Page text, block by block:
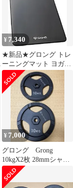
¥ 7,340
★新品★グロング トレ
ーニングマット ヨガマ
ット 厚め 10mm 大きめ
186cm×90cm 前田トレ
ーナー監修 ストレッチ
マット 筋トレマット 幅
広 防音 dd031bfc
¥ 7,000
グロング Grong
10kgX2枚 28mmシャフ
ト用 バーベルプレー
ト